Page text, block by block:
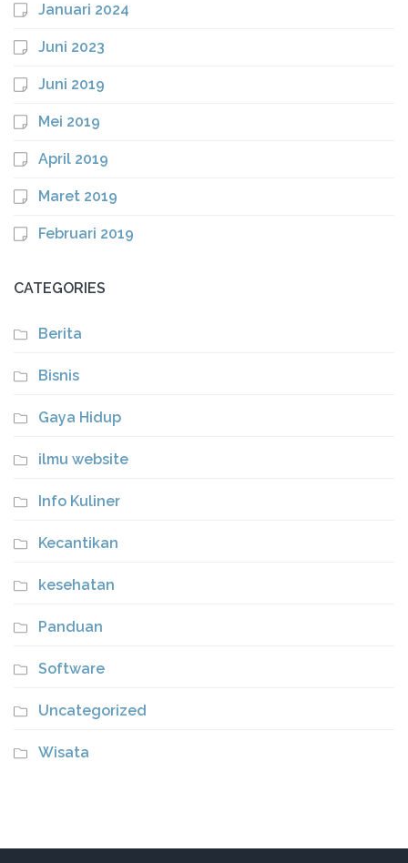
Januari 2024
Juni 2023
Juni 2019
Mei 2019
April 2019
Maret 2019
Februari 2019
CATEGORIES
Berita
Bisnis
Gaya Hidup
ilmu website
Info Kuliner
Kecantikan
kesehatan
Panduan
Software
Uncategorized
Wisata